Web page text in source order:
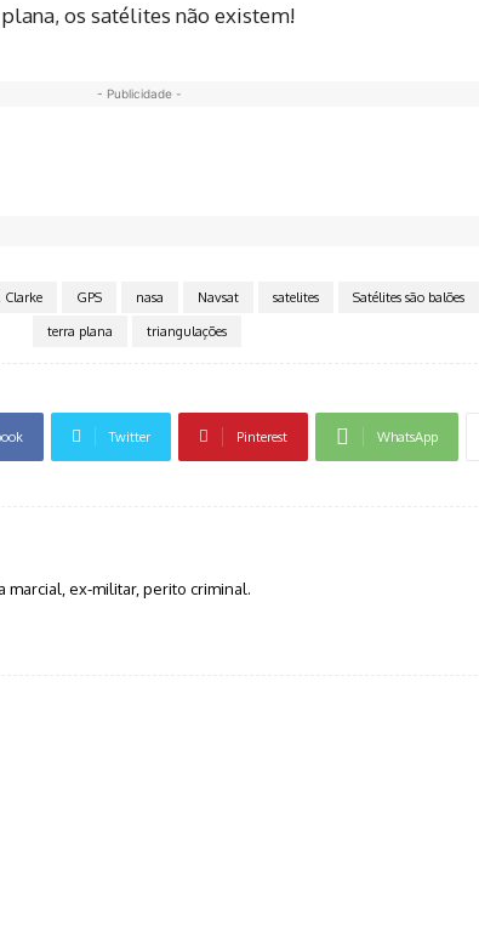
os satélites não existem!
- Publicidade -
Clarke GPS nasa Navsat satelites Satélites são balões
terra plana
triangulações
Twitter Pinterest WhatsApp
marcial, ex-militar, perito criminal.